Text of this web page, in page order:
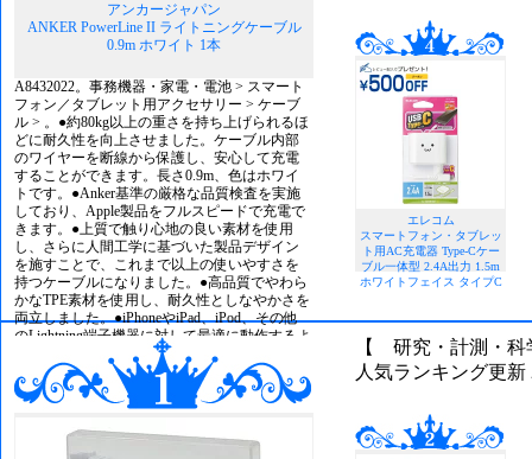
アンカージャパン
ANKER PowerLine II ライトニングケーブル
0.9m ホワイト 1本
A8432022。事務機器・家電・電池 > スマート
フォン／タブレット用アクセサリー > ケーブ
ル > 。●約80kg以上の重さを持ち上げられるほ
どに耐久性を向上させました。ケーブル内部
のワイヤーを断線から保護し、安心して充電
することができます。長さ0.9m、色はホワイ
トです。●Anker基準の厳格な品質検査を実施
しており、Apple製品をフルスピードで充電で
きます。●上質で触り心地の良い素材を使用
し、さらに人間工学に基づいた製品デザイン
を施すことで、これまで以上の使いやすさを
持つケーブルになりました。●高品質でやわら
かなTPE素材を使用し、耐久性としなやかさを
両立しました。●iPhoneやiPad、iPod、その他
のLightning端子機器に対して最適に動作するよ
う設計されています。
エレコム
スマートフォン・タブレッ
ト用AC充電器 Type-Cケー
ブル一体型 2.4A出力 1.5m
ホワイトフェイス タイプC
【 研究・計測・
人気ランキング更新